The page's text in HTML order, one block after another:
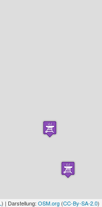
) | Darstellung: OSM.org (CC-By-SA-2.0)